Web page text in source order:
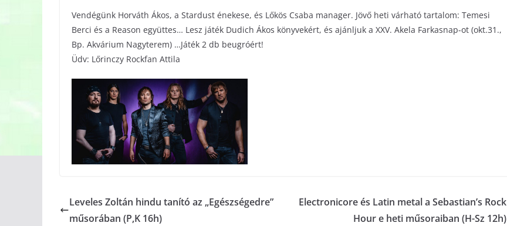
Vendégünk Horváth Ákos, a Stardust énekese, és Lőkös Csaba manager. Jövő heti várható tartalom: Temesi
Berci és a Reason együttes… Lesz játék Dudich Ákos könyvekért, és ajánljuk a XXV. Akela Farkasnap-ot (okt.31.,
Bp. Akvárium Nagyterem) …Játék 2 db beugróért!
Üdv: Lőrinczy Rockfan Attila
Leveles Zoltán hindu tanító az „Egészségedre”
műsorában (P,K 16h)
Electronicore és Latin metal a Sebastian’s Rock
Hour e heti műsoraiban (H-Sz 12h)